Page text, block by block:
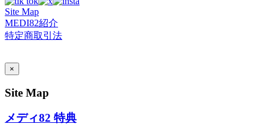
Site Map
MEDI82紹介
特定商取引法
×
Site Map
メディ82 特典